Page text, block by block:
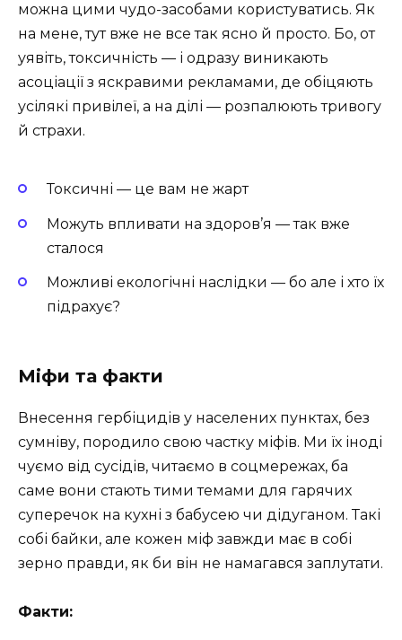
можна цими чудо-засобами користуватись. Як
на мене, тут вже не все так ясно й просто. Бо, от
уявіть, токсичність — і одразу виникають
асоціації з яскравими рекламами, де обіцяють
усілякі привілеї, а на ділі — розпалюють тривогу
й страхи.
Токсичні — це вам не жарт
Можуть впливати на здоров’я — так вже
сталося
Можливі екологічні наслідки — бо але і хто їх
підрахує?
Міфи та факти
Внесення гербіцидів у населених пунктах, без
сумніву, породило свою частку міфів. Ми їх іноді
чуємо від сусідів, читаємо в соцмережах, ба
саме вони стають тими темами для гарячих
суперечок на кухні з бабусею чи дідуганом. Такі
собі байки, але кожен міф завжди має в собі
зерно правди, як би він не намагався заплутати.
Факти: